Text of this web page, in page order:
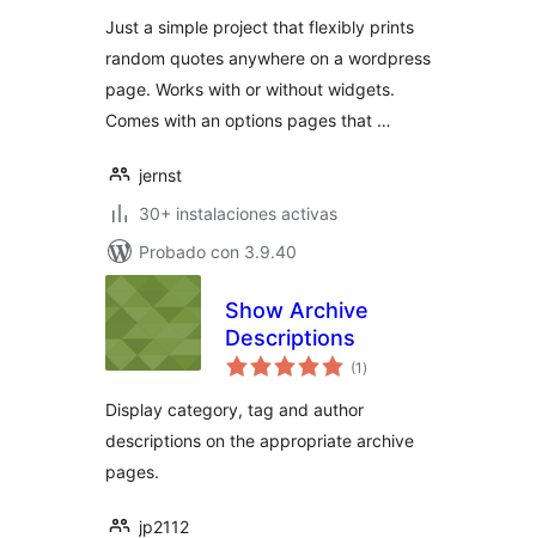
Just a simple project that flexibly prints
random quotes anywhere on a wordpress
page. Works with or without widgets.
Comes with an options pages that …
jernst
30+ instalaciones activas
Probado con 3.9.40
Show Archive
Descriptions
(1 total
de
)
Display category, tag and author
descriptions on the appropriate archive
pages.
jp2112